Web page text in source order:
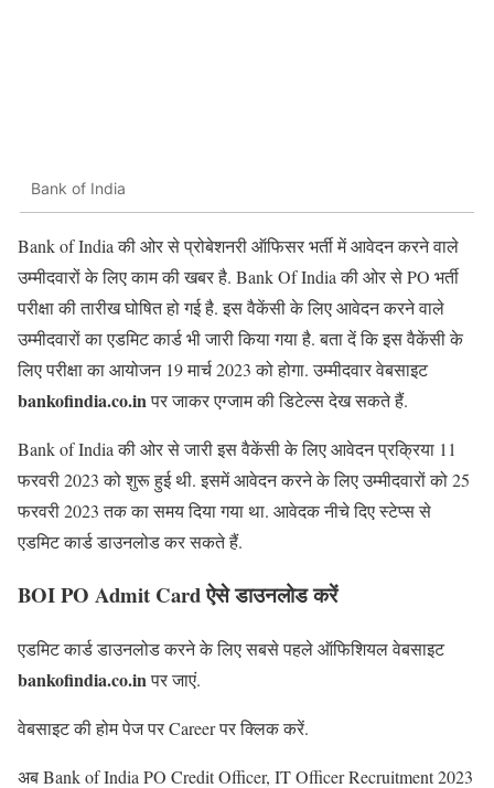
Bank of India
Bank of India की ओर से प्रोबेशनरी ऑफिसर भर्ती में आवेदन करने वाले
उम्मीदवारों के लिए काम की खबर है. Bank Of India की ओर से PO भर्ती
परीक्षा की तारीख घोषित हो गई है. इस वैकेंसी के लिए आवेदन करने वाले
उम्मीदवारों का एडमिट कार्ड भी जारी किया गया है. बता दें कि इस वैकेंसी के
लिए परीक्षा का आयोजन 19 मार्च 2023 को होगा. उम्मीदवार वेबसाइट
bankofindia.co.inपर जाकर एग्जाम की डिटेल्स देख सकते हैं.
Bank of India की ओर से जारी इस वैकेंसी के लिए आवेदन प्रक्रिया 11
फरवरी 2023 को शुरू हुई थी. इसमें आवेदन करने के लिए उम्मीदवारों को 25
फरवरी 2023 तक का समय दिया गया था. आवेदक नीचे दिए स्टेप्स से
एडमिट कार्ड डाउनलोड कर सकते हैं.
BOI PO Admit Card ऐसे डाउनलोड करें
एडमिट कार्ड डाउनलोड करने के लिए सबसे पहले ऑफिशियल वेबसाइट
bankofindia.co.inपर जाएं.
वेबसाइट की होम पेज पर Career पर क्लिक करें.
अब Bank of India PO Credit Officer, IT Officer Recruitment 2023